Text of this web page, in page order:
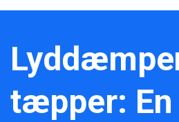
tæpper: En